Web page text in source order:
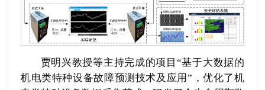
贾明兴教授等主持完成的项目“基于大数据的
机电类特种设备故障预测技术及应用”，优化了机